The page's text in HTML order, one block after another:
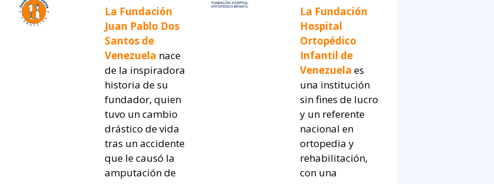
La Fundación
Juan Pablo Dos
Santos de
Venezuela nace
de la inspiradora
historia de su
fundador, quien
tuvo un cambio
drástico de vida
tras un accidente
que le causó la
amputación de
La Fundación
Hospital
Ortopédico
Infantil de
Venezuela es
una institución
sin fines de lucro
y un referente
nacional en
ortopedia y
rehabilitación,
con una